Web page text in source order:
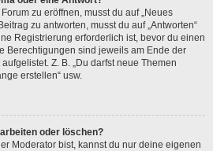
zu eröffnen, musst du auf „Neues
zu antworten, musst du auf „Antworten“
Registrierung erforderlich ist, bevor du einen
Berechtigungen sind jeweils am Ende der
Z. B. „Du darfst neue Themen
erstellen“ usw.
oder löschen?
Moderator bist, kannst du nur deine eigenen